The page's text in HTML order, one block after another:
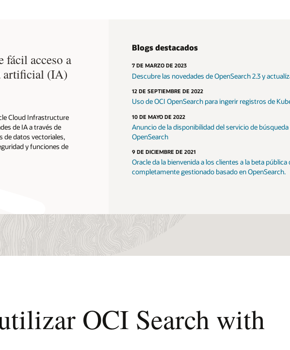
fácil acceso a
artificial (IA)
Cloud Infrastructure
de IA a través de
de datos vectoriales,
y funciones de
Blogs destacados
7 DE MARZO DE 2023
Descubre las novedades de OpenSearch 2.3 y
12 DE SEPTIEMBRE DE 2022
Uso de OCI OpenSearch para ingerir registros de
10 DE MAYO DE 2022
Anuncio de la disponibilidad del servicio de
OpenSearch
9 DE DICIEMBRE DE 2021
Oracle da la bienvenida a los clientes a la beta
completamente gestionado basado en OpenSearch.
OCI Search with